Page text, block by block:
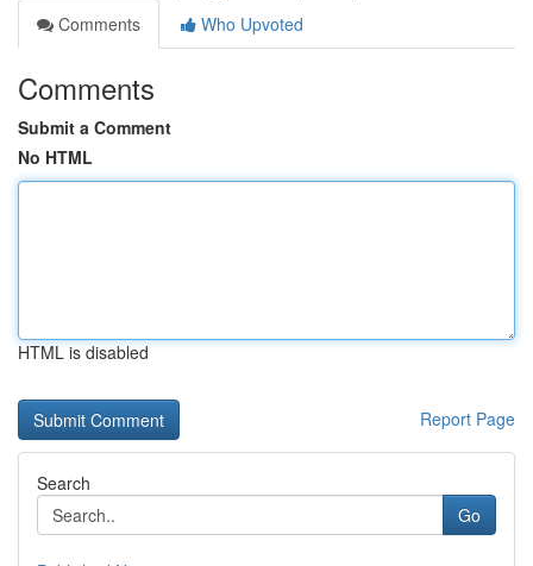
Comments
Who Upvoted
Comments
Submit a Comment
No HTML
HTML is disabled
Report Page
Search
Go